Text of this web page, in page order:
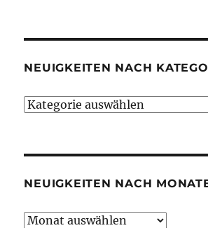
NEUIGKEITEN NACH
Neuigkeiten
NEUIGKEITEN NACH
Neuigkeiten